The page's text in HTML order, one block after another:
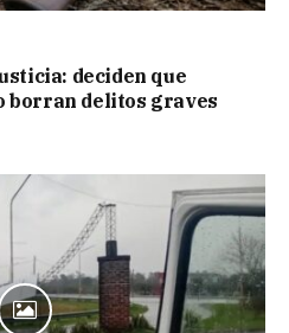
deciden que
borran delitos graves